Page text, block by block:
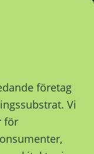
företag
Vi
för